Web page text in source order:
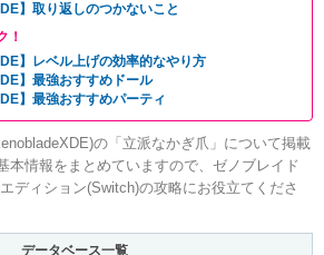
】取り返しのつかないこと
！
】レベル上げの効率的なやり方
】最強おすすめドール
】最強おすすめパーティ
の「立派なかぎ爪」について掲載
本情報をまとめていますので、ゼノブレイド
ディション(Switch)の攻略にお役立てくださ
データベース一覧